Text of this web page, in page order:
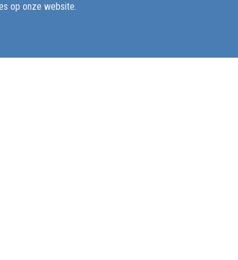
op onze website.